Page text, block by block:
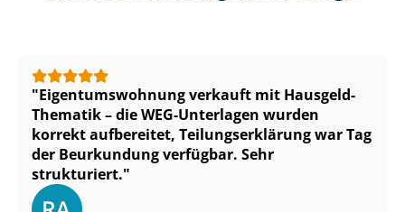
Ei­gen­tums­woh­nung verkauft mit Hausgeld-
Thematik – die WEG-Unterlagen wurden
korrekt aufbereitet, Tei­lungs­er­klä­rung war Tag
der Beurkundung verfügbar. Sehr
strukturiert.